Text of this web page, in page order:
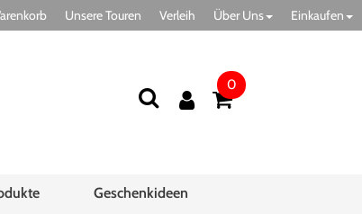
Unsere Touren Verleih Über Uns Einkaufen
0
Geschenkideen